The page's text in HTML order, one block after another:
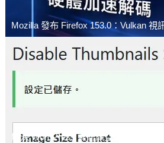
Mozilla 發布 Firefox 153.0：Vulkan 視
解決 WordPress 媒體庫空間膨脹：使